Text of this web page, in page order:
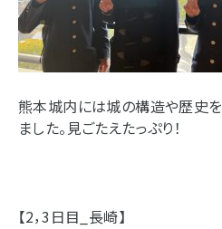
熊本城内には城の構造や歴史
ました。見ごたえたっぷり！
【2，3日目_長崎】